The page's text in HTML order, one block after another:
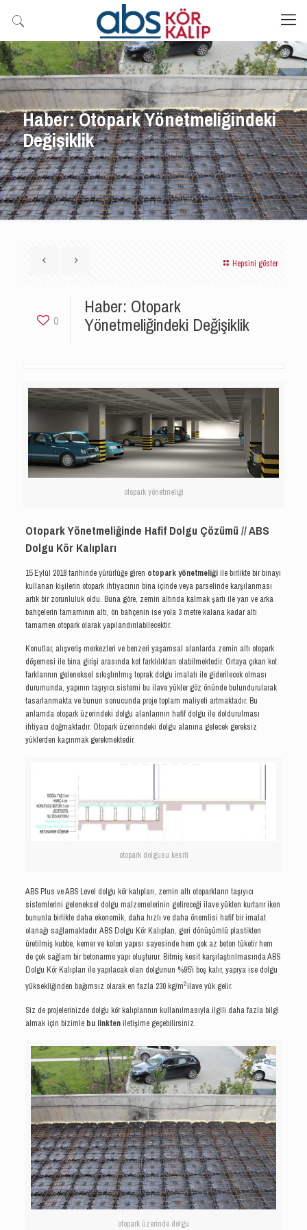
Haber: Otopark Yönetmeliğindeki
Değişiklik
Hepsini göster
0 Haber: Otopark
Yönetmeliğindeki Değişiklik
otopark yönetmeliği
Otopark Yönetmeliğinde Hafif Dolgu Çözümü // ABS
Dolgu Kör Kalıpları
15 Eylül 2018 tarihinde yürürlüğe giren otopark yönetmeliğiile birlikte bir binayı
kullanan kişilerin otopark ihtiyacının bina içinde veya parselinde karşılanması
artık bir zorunluluk oldu. Buna göre, zemin altında kalmak şartı ile yan ve arka
bahçelerin tamamının altı, ön bahçenin ise yola 3 metre kalana kadar altı
tamamen otopark olarak yapılandırılabilecektir.
Konutlar, alışveriş merkezleri ve benzeri yaşamsal alanlarda zemin altı otopark
döşemesi ile bina girişi arasında kot farklılıkları olabilmektedir. Ortaya çıkan kot
farklarının geleneksel sıkıştırılmış toprak dolgu imalatı ile giderilecek olması
durumunda, yapının taşıyıcı sistemi bu ilave yükler göz önünde bulundurularak
tasarlanmakta ve bunun sonucunda proje toplam maliyeti artmaktadır. Bu
anlamda otopark üzerindeki dolgu alanlarının hafif dolgu ile doldurulması
ihtiyacı doğmaktadır. Otopark üzerinndeki dolgu alanına gelecek gereksiz
yüklerden kaçınmak gerekmektedir.
otopark dolgusu kesiti
ABS Plus ve ABS Level dolgu kör kalıpları, zemin altı otoparkların taşıyıcı
sistemlerini geleneksel dolgu malzemelerinin getireceği ilave yükten kurtarır iken
bununla birlikte daha ekonomik, daha hızlı ve daha önemlisi hafif bir imalat
olanağı sağlamaktadır. ABS Dolgu Kör Kalıpları, geri dönüşümlü plastikten
üretilmiş kubbe, kemer ve kolon yapısı sayesinde hem çok az beton tüketir hem
de çok sağlam bir betonarme yapı oluşturur. Bitmiş kesit karşılaştırılmasında ABS
Dolgu Kör Kalıpları ile yapılacak olan dolgunun %95’i boş kalır, yapıya ise dolgu
yüksekliğinden bağımsız olarak en fazla 230 kg/m2ilave yük gelir.
Siz de projelerinizde dolgu kör kalıplarının kullanılmasıyla ilgili daha fazla bilgi
almak için bizimlebu linkteniletişime geçebilirsiniz.
otopark üzerinde dolgu